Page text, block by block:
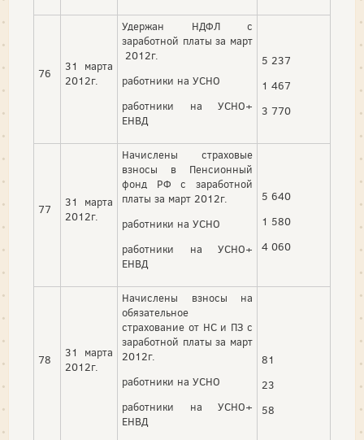
76
31 марта
2012г.
Удержан НДФЛ с
заработной платы за март
2012г.
работники на УСНО
работники на УСНО+
ЕНВД
5 237
1 467
3 770
77
31 марта
2012г.
Начислены страховые
взносы в Пенсионный
фонд РФ с заработной
платы за март 2012г.
работники на УСНО
работники на УСНО+
ЕНВД
5 640
1 580
4 060
78
31 марта
2012г.
Начислены взносы на
обязательное
страхование от НС и ПЗ с
заработной платы за март
2012г.
работники на УСНО
работники на УСНО+
ЕНВД
81
23
58